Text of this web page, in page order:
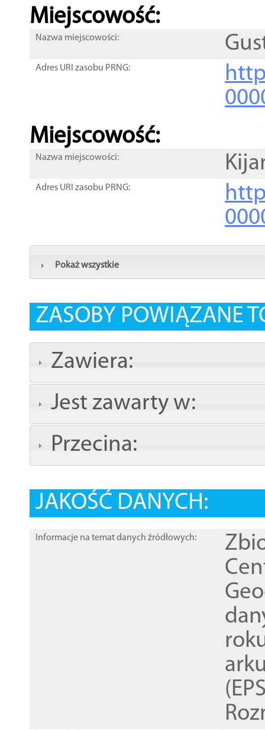
Miejscowość:
Nazwa miejscowości:
Adres URI zasobu PRNG:
Miejscowość:
Nazwa miejscowości:
Adres URI zasobu PRNG:
Pokaż wszystkie
ZASOBY POWIĄZANE
Zawiera:
Jest zawarty w:
Przecina:
JAKOŚĆ DANYCH:
Informacje na temat danych źródłowych: